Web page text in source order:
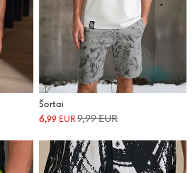
Šortai
6,99 EUR9,99EUR